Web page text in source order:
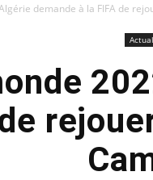
demande à la FIFA de
de